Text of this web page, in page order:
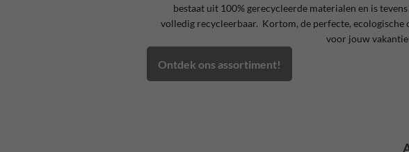
bestaat uit 100% gerecycleerde materialen en is tevens
volledig recycleerbaar. Kortom, de perfecte, ecologische
voor jouw
Ontdek ons assortiment!